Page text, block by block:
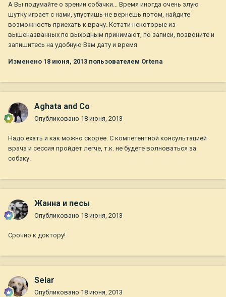
А Вы подумайте о зрении собачки... Время иногда очень злую
шутку играет с нами, упустишь-не вернешь потом, найдите
возможность приехать к врачу. Кстати некоторые из
вышеназванных по выходным принимают, по записи, позвоните и
запишитесь на удобную Вам дату и время
Изменено 18 июня, 2013 пользователем Ortena
Aghata and Co
Опубликовано 18 июня, 2013
Надо ехать и как можно скорее. С компетентной консультацией
врача и сессия пройдет легче, т.к. не будете волноваться за
собаку.
Жанна и песы
Опубликовано 18 июня, 2013
Срочно к доктору!
Selar
Опубликовано 18 июня, 2013